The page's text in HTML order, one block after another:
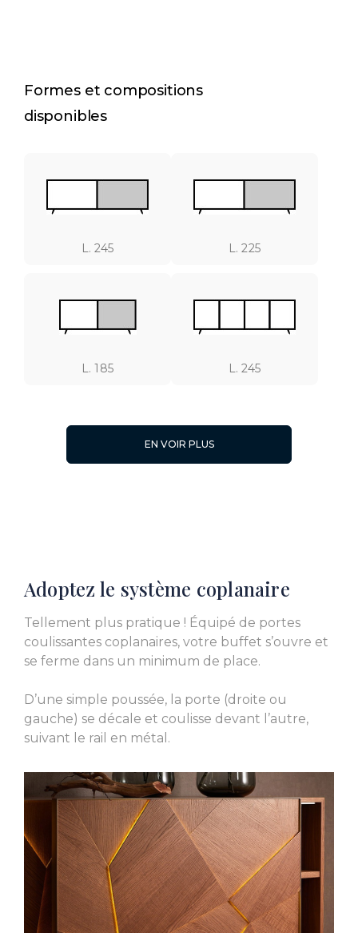
Formes et compositions
disponibles
L. 245 L. 225
L. 185 L. 245
EN VOIR PLUS
Adoptez le système coplanaire
Tellement plus pratique ! Équipé de portes
coulissantes coplanaires, votre buffet s’ouvre et
se ferme dans un minimum de place.
D’une simple poussée, la porte (droite ou
gauche) se décale et coulisse devant l’autre,
suivant le rail en métal.